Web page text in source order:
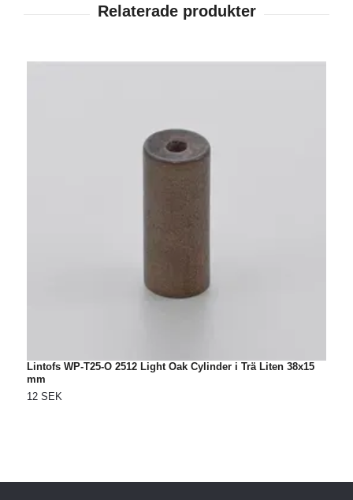
Lintofs WP-T25-O 2512 Light Oak Cylinder i Trä Liten 38x15
mm
12 SEK